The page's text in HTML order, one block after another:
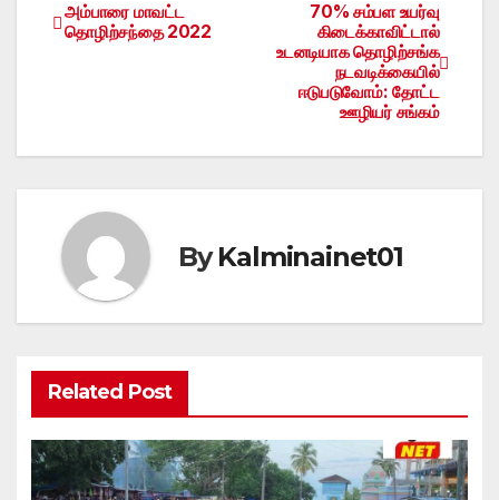
Post
70% சம்பள உயர்வு
கிடைக்காவிட்டால்
உடனடியாக தொழிற்சங்க
நடவடிக்கையில்
ஈடுபடுவோம்: தோட்ட
ஊழியர் சங்கம்
அம்பாரை மாவட்ட
தொழிற்சந்தை 2022
ByKalminainet01
Related Post